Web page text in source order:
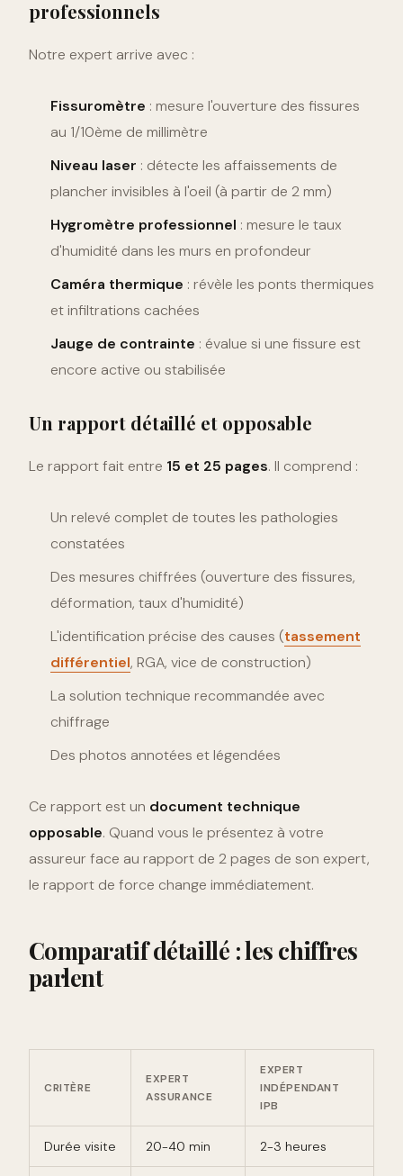
professionnels
Notre expert arrive avec :
Fissuromètre : mesure l'ouverture des fissures
au 1/10ème de millimètre
Niveau laser : détecte les affaissements de
plancher invisibles à l'oeil (à partir de 2 mm)
Hygromètre professionnel : mesure le taux
d'humidité dans les murs en profondeur
Caméra thermique : révèle les ponts thermiques
et infiltrations cachées
Jauge de contrainte : évalue si une fissure est
encore active ou stabilisée
Un rapport détaillé et opposable
Le rapport fait entre 15 et 25 pages. Il comprend :
Un relevé complet de toutes les pathologies
constatées
Des mesures chiffrées (ouverture des fissures,
déformation, taux d'humidité)
L'identification précise des causes (tassement
différentiel, RGA, vice de construction)
La solution technique recommandée avec
chiffrage
Des photos annotées et légendées
Ce rapport est un document technique
opposable. Quand vous le présentez à votre
assureur face au rapport de 2 pages de son expert,
le rapport de force change immédiatement.
Comparatif détaillé : les chiffres
parlent
CRITÈRE
EXPERT
ASSURANCE
EXPERT
INDÉPENDANT
IPB
Durée visite 20-40 min 2-3 heures